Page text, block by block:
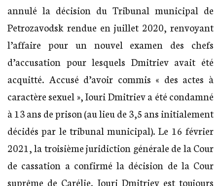
annulé la décision du Tribunal municipal de
Petrozavodsk rendue en juillet 2020, renvoyant
l’affaire pour un nouvel examen des chefs
d’accusation pour lesquels Dmitriev avait été
acquitté. Accusé d’avoir commis « des actes à
caractère sexuel », Iouri Dmitriev a été condamné
à 13 ans de prison (au lieu de 3,5 ans initialement
décidés par le tribunal municipal). Le 16 février
2021, la troisième juridiction générale de la Cour
de cassation a confirmé la décision de la Cour
suprême de Carélie. Iouri Dmitriev est toujours